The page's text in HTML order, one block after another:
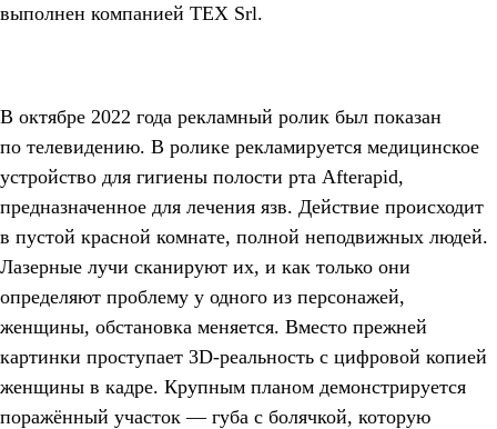
выполнен компанией TEX Srl.
В октябре 2022 года рекламный ролик был показан
по телевидению. В ролике рекламируется медицинское
устройство для гигиены полости рта Afterapid,
предназначенное для лечения язв. Действие происходит
в пустой красной комнате, полной неподвижных людей.
Лазерные лучи сканируют их, и как только они
определяют проблему у одного из персонажей,
женщины, обстановка меняется. Вместо прежней
картинки проступает 3D-реальность с цифровой копией
женщины в кадре. Крупным планом демонстрируется
поражённый участок — губа с болячкой, которую